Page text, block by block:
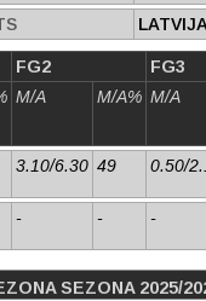
FG2
FG3
M/A M/A% M/A
3.10/6.30 49 0.50/
- - -
SEZONA 2025/